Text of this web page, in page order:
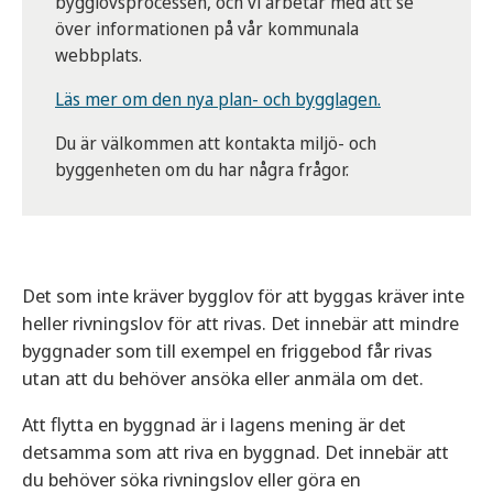
över informationen på vår kommunala
webbplats.
Läs mer om den nya plan- och bygglagen.
Du är välkommen att kontakta miljö- och
byggenheten om du har några frågor.
Det som inte kräver bygglov för att byggas kräver inte
heller rivningslov för att rivas. Det innebär att mindre
byggnader som till exempel en friggebod får rivas
utan att du behöver ansöka eller anmäla om det.
Att flytta en byggnad är i lagens mening är det
detsamma som att riva en byggnad. Det innebär att
du behöver söka rivningslov eller göra en